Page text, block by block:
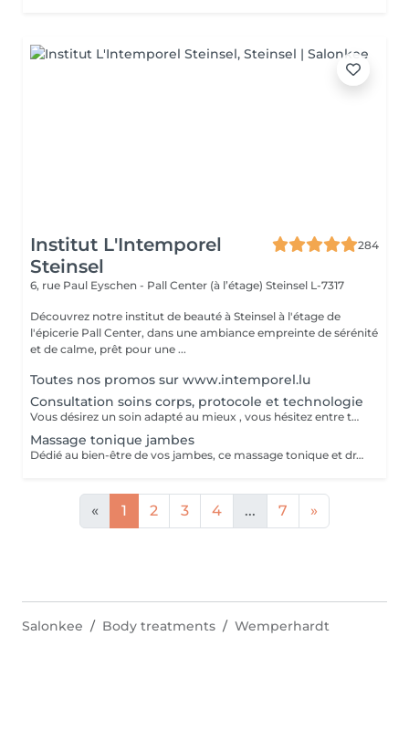
Institut L'Intemporel
Steinsel
284
6, rue Paul Eyschen - Pall Center (à l’étage) Steinsel L-7317
Découvrez notre institut de beauté à Steinsel à l'étage de
l'épicerie Pall Center, dans une ambiance empreinte de sérénité
et de calme, prêt pour une ...
Toutes nos promos sur www.intemporel.lu
Consultation soins corps, protocole et technologie
Vous désirez un soin adapté au mieux , vous hésitez entre toutes nos techniques , machines et protocoles divers. Nous avons donc mis en place ce moment privilégié avec une esthéticienne , qui vous écoutera et répondra à vos attentes en vous conseillant au mieux . Les 25€ de la consultation vous seront déduits de votre soin si vous prenez rdv .
Massage tonique jambes
Dédié au bien-être de vos jambes, ce massage tonique et drainant vous procure une délicieuse sensation de légèreté.
« 1 2 3 4 ... 7 »
Salonkee Body treatments Wemperhardt